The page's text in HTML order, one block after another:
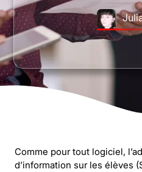
Comme pour tout logiciel,
d’information sur les élèves